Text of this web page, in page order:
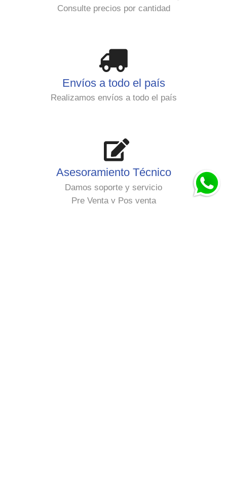
Consulte precios por cantidad
Envíos a todo el país
Realizamos envíos a todo el país
Asesoramiento Técnico
Damos soporte y servicio
Pre Venta y Pos venta